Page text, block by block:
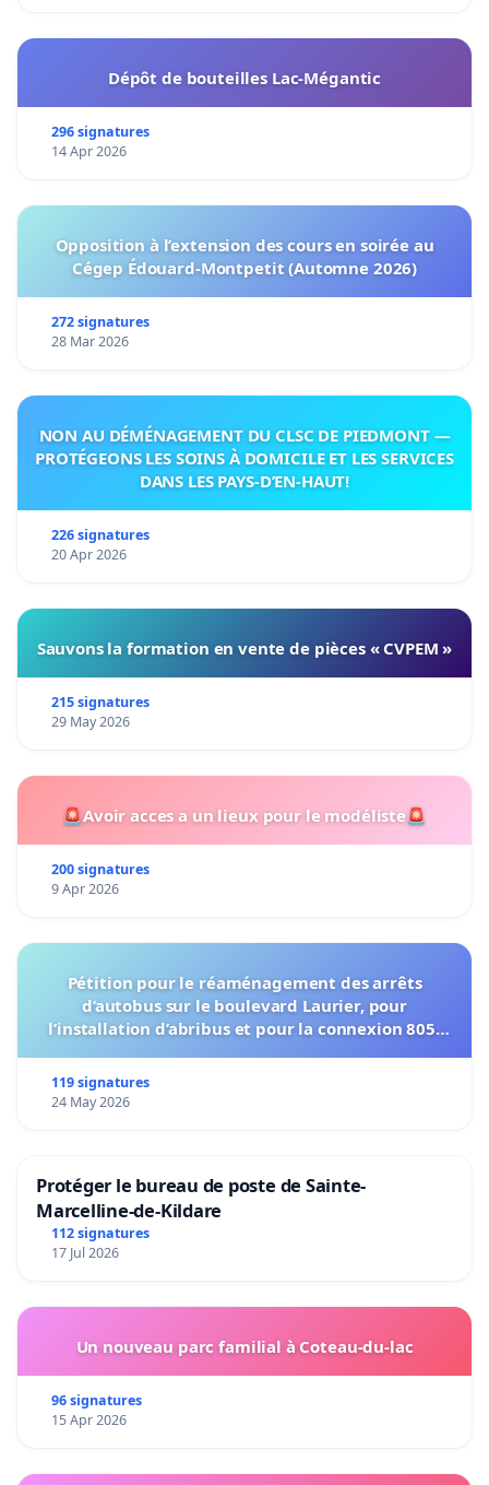
Dépôt de bouteilles Lac-Mégantic
296 signatures
14 Apr 2026
Opposition à l’extension des cours en soirée au
Cégep Édouard-Montpetit (Automne 2026)
272 signatures
28 Mar 2026
NON AU DÉMÉNAGEMENT DU CLSC DE PIEDMONT —
PROTÉGEONS LES SOINS À DOMICILE ET LES SERVICES
DANS LES PAYS-D’EN-HAUT!
226 signatures
20 Apr 2026
Sauvons la formation en vente de pièces « CVPEM »
215 signatures
29 May 2026
🚨Avoir acces a un lieux pour le modéliste🚨
200 signatures
9 Apr 2026
Pétition pour le réaménagement des arrêts
d’autobus sur le boulevard Laurier, pour
l’installation d’abribus et pour la connexion 805-
119 signatures
24 May 2026
Protéger le bureau de poste de Sainte-
Marcelline-de-Kildare
112 signatures
17 Jul 2026
Un nouveau parc familial à Coteau-du-lac
96 signatures
15 Apr 2026